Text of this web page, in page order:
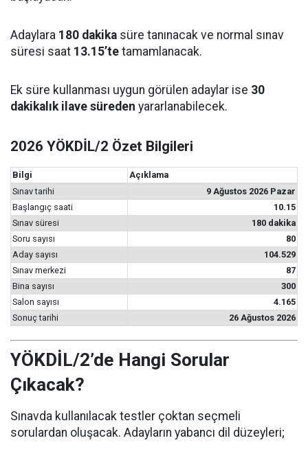
Adaylara 180 dakika süre tanınacak ve normal sınav
süresi saat 13.15’te tamamlanacak.
Ek süre kullanması uygun görülen adaylar ise 30
dakikalık ilave süreden yararlanabilecek.
2026 YÖKDİL/2 Özet Bilgileri
Bilgi
Açıklama
Sınav tarihi
9 Ağustos 2026 Pazar
Başlangıç saati
10.15
Sınav süresi
180 dakika
Soru sayısı
80
Aday sayısı
104.529
Sınav merkezi
87
Bina sayısı
300
Salon sayısı
4.165
Sonuç tarihi
26 Ağustos 2026
YÖKDİL/2’de Hangi Sorular
Çıkacak?
Sınavda kullanılacak testler çoktan seçmeli
sorulardan oluşacak. Adayların yabancı dil düzeyleri;